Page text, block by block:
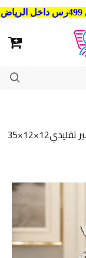
فازه ديكور بتصميم فني أنيق وشكل مميز غير تقليدي12×12×35